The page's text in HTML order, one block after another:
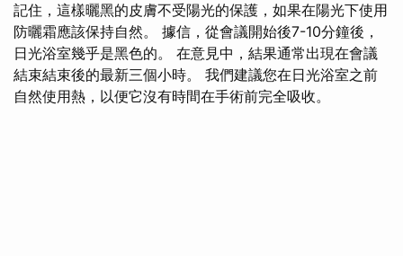
記住，這樣曬黑的皮膚不受陽光的保護，如果在陽光下使用
防曬霜應該保持自然。 據信，從會議開始後7-10分鐘後，
日光浴室幾乎是黑色的。 在意見中，結果通常出現在會議
結束結束後的最新三個小時。 我們建議您在日光浴室之前
自然使用熱，以便它沒有時間在手術前完全吸收。